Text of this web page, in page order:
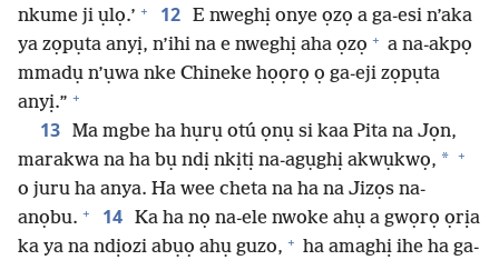
nkume ji ụlọ.’ + 12 E nweghị onye ọzọ a ga-esi n’aka
ya zọpụta anyị, n’ihi na e nweghị aha ọzọ + a na-akpọ
mmadụ n’ụwa nke Chineke họọrọ ọ ga-eji zọpụta
anyị.” +
13 Ma mgbe ha hụrụ otú ọnụ si kaa Pita na Jọn,
marakwa na ha bụ ndị nkịtị na-agụghị akwụkwọ, * +
o juru ha anya. Ha wee cheta na ha na Jizọs na-
anọbu. + 14 Ka ha nọ na-ele nwoke ahụ a gwọrọ ọrịa
ka ya na ndịozi abụọ ahụ guzo, + ha amaghị ihe ha ga-